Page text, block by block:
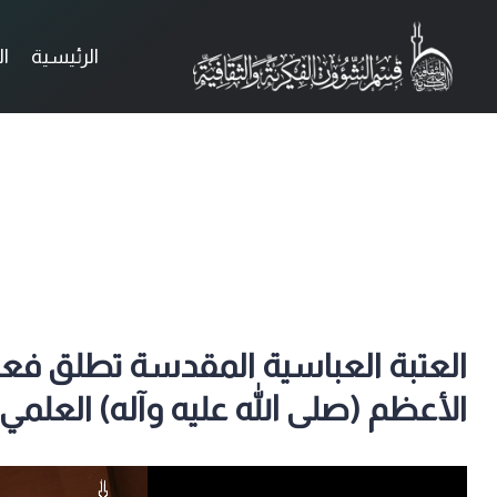
الرئيسية
العتبة العباسية المقدسة تطلق
الأعظم (صلى الله عليه وآله)